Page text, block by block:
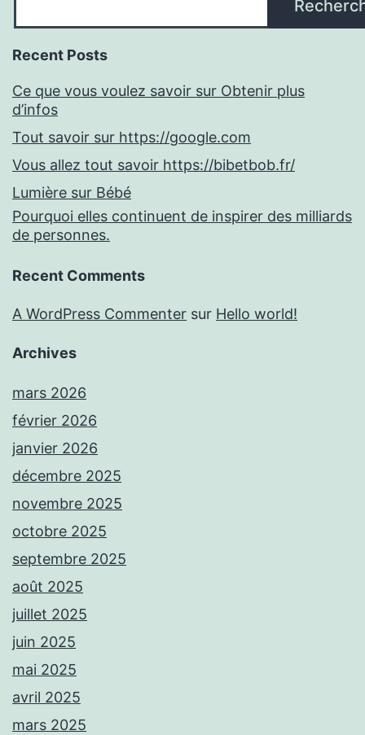
Recent Posts
Ce que vous voulez savoir sur Obtenir plus
d’infos
Tout savoir sur https://google.com
Vous allez tout savoir https://bibetbob.fr/
Lumière sur Bébé
Pourquoi elles continuent de inspirer des milliards
de personnes.
Recent Comments
A WordPress Commenter sur Hello world!
Archives
mars 2026
février 2026
janvier 2026
décembre 2025
novembre 2025
octobre 2025
septembre 2025
août 2025
juillet 2025
juin 2025
mai 2025
avril 2025
mars 2025